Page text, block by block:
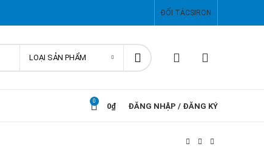
ĐỐI TÁCSIRON
LOẠI SẢN PHẨM
0
0₫ ĐĂNG NHẬP / ĐĂNG KÝ